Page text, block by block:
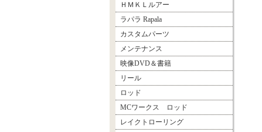
ＨＭＫＬルアー
ラパラ Rapala
カスタムパーツ
メンテナンス
映像DVD＆書籍
リール
ロッド
MCワークス ロッド
レイクトローリング